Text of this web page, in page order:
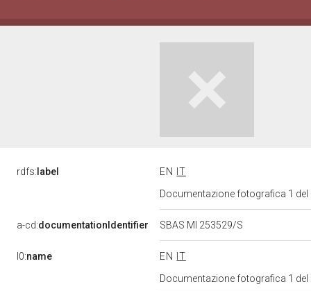
rdfs: label EN
IT
Documentazione fotografica 1
a-cd:documentationIdentifier SBAS MI 253529/S
l0:name EN
IT
Documentazione fotografica 1